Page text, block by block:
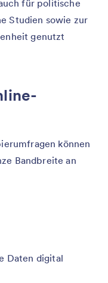
für politische
Studien sowie zur
genutzt
können
Bandbreite an
Daten digital